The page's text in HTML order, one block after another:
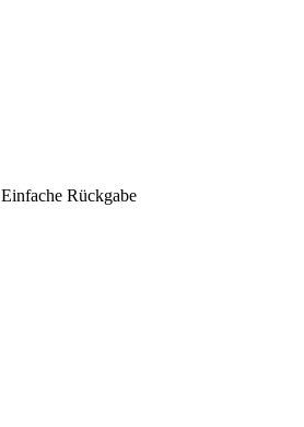
Einfache Rückgabe